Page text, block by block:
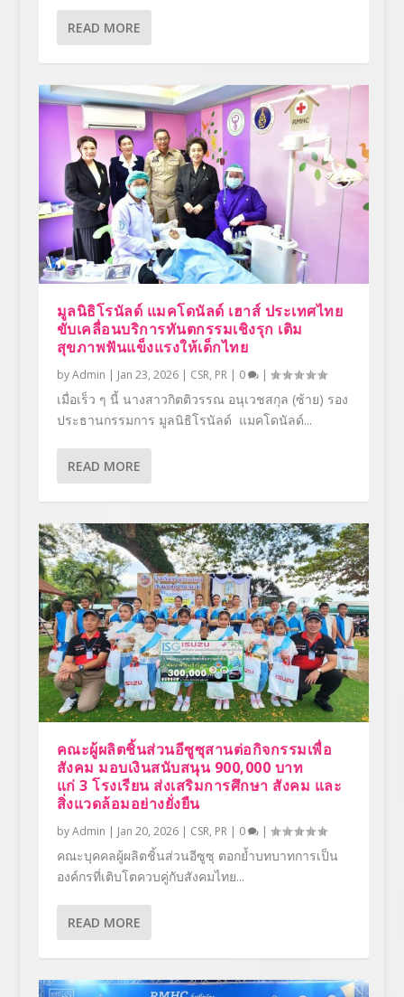
READ MORE
มูลนิธิโรนัลด์ แมคโดนัลด์ เฮาส์ ประเทศไทย
ขับเคลื่อนบริการทันตกรรมเชิงรุก เติม
สุขภาพฟันแข็งแรงให้เด็กไทย
byAdmin | Jan 23, 2026| CSR, PR| 0 |
เมื่อเร็ว ๆ นี้ นางสาวกิตติวรรณ อนุเวชสกุล (ซ้าย) รอง
ประธานกรรมการ มูลนิธิโรนัลด์ แมคโดนัลด์...
READ MORE
คณะผู้ผลิตชิ้นส่วนอีซูซุสานต่อกิจกรรมเพื่อ
สังคม มอบเงินสนับสนุน 900,000 บาท
แก่ 3 โรงเรียน ส่งเสริมการศึกษา สังคม และ
สิ่งแวดล้อมอย่างยั่งยืน
byAdmin | Jan 20, 2026| CSR, PR| 0 |
คณะบุคคลผู้ผลิตชิ้นส่วนอีซูซุ ตอกย้ำบทบาทการเป็น
องค์กรที่เติบโตควบคู่กับสังคมไทย...
READ MORE